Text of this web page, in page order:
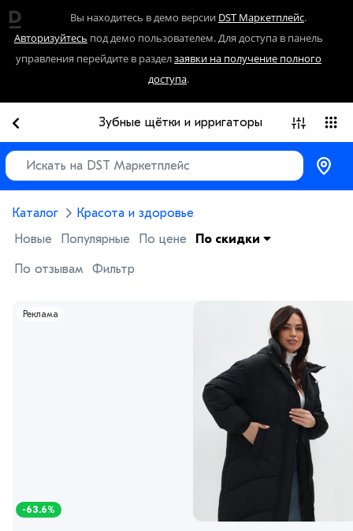
Вы находитесь в демо версии DST Маркетплейс.
Авторизуйтесь под демо пользователем. Для доступа в панель
управления перейдите в разделзаявки на получение полного
доступа.
Зубные щётки и ирригаторы
Каталог
Красота и здоровье
Новые
Популярные По цене По скидки
По отзывам Фильтр
Реклама
-63.6%